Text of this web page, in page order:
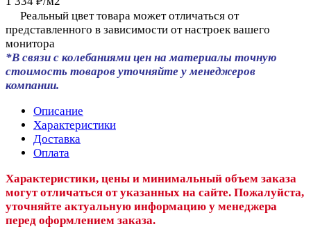
Реальный цвет товара может отличаться от
представленного в зависимости от настроек вашего
монитора
*В связи с колебаниями цен на материалы точную
стоимость товаров уточняйте у менеджеров
компании.
Описание
Характеристики
Доставка
Оплата
Характеристики, цены и минимальный объем заказа
могут отличаться от указанных на сайте. Пожалуйста,
уточняйте актуальную информацию у менеджера
перед оформлением заказа.